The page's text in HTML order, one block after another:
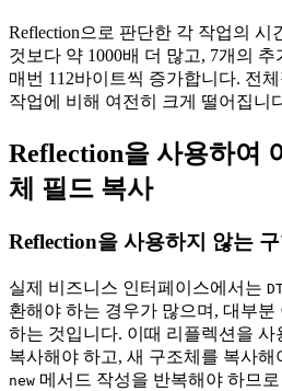
Reflection으로 판단한 각 작업의 시
것보다 약 1000배 더 많고, 7개의
매번 112바이트씩 증가합니다. 전
작업에 비해 여전히 크게 떨어집니
Reflection을 사용하여
체 필드 복사
Reflection을 사용하지 않는 구
실제 비즈니스 인터페이스에서는
환해야 하는 경우가 많으며, 대부
하는 것입니다. 이때 리플렉션을
복사해야 하고, 새 구조체를 복사해
new 메서드 작성을 반복해야 하므